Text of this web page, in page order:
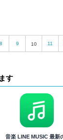
8 9 10 11
す
音楽 LINE MUSIC 最新